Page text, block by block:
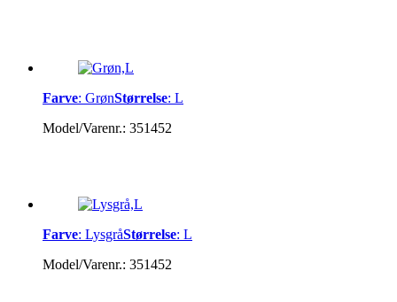
Farve: GrønStørrelse: L
Model/Varenr.: 351452
Farve: LysgråStørrelse: L
Model/Varenr.: 351452